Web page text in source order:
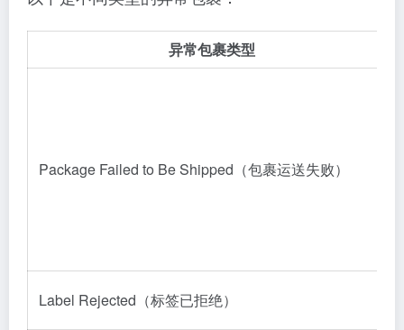
异常包裹类型
Package Failed to Be Shipped（包裹运送失败）
Label Rejected（标签已拒绝）